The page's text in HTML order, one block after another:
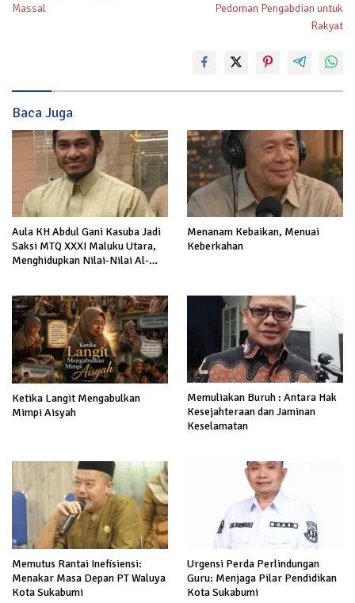
Massal
Pedoman Pengabdian untuk
Rakyat
Baca Juga
Aula KH Abdul Gani Kasuba Jadi
Saksi MTQ XXXI Maluku Utara,
Menghidupkan Nilai-Nilai Al-
Menanam Kebaikan, Menuai
Keberkahan
Ketika Langit Mengabulkan
Mimpi Aisyah
Memuliakan Buruh : Antara Hak
Kesejahteraan dan Jaminan
Keselamatan
Memutus Rantai Inefisiensi:
Menakar Masa Depan PT Waluya
Kota Sukabumi
Urgensi Perda Perlindungan
Guru: Menjaga Pilar Pendidikan
Kota Sukabumi